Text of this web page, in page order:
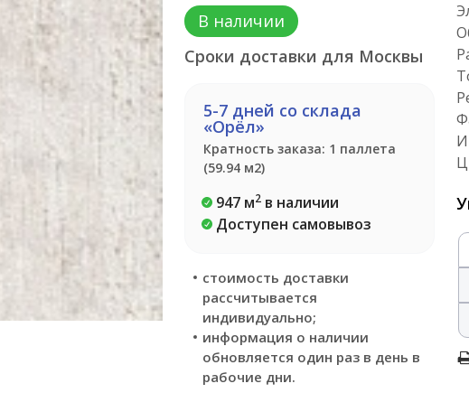
В наличии
Сроки доставки для Москвы
5-7 дней со склада
«Орёл»
Кратность заказа: 1 паллета
(59.94 м2)
947 м2в наличии
Доступен самовывоз
стоимость доставки
рассчитывается
индивидуально;
информация о наличии
обновляется один раз в день в
рабочие дни.